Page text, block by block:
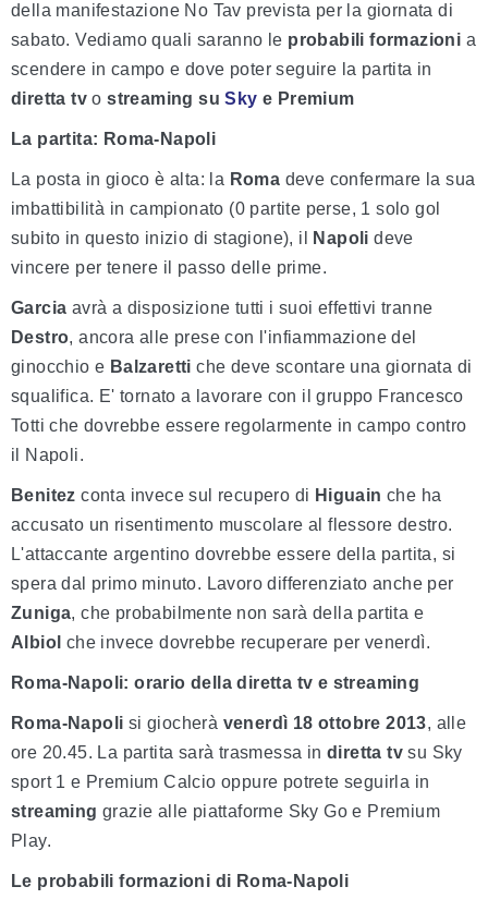
della manifestazione No Tav prevista per la giornata di
sabato. Vediamo quali saranno le probabili formazioni a
scendere in campo e dove poter seguire la partita in
diretta tv ostreaming su Sky e Premium
La partita: Roma-Napoli
La posta in gioco è alta: la Roma deve confermare la sua
imbattibilità in campionato (0 partite perse, 1 solo gol
subito in questo inizio di stagione), il
Napoli deve
vincere per tenere il passo delle prime.
Garcia avrà a disposizione tutti i suoi effettivi tranne
Destro, ancora alle prese con l'infiammazione del
ginocchio e Balzaretti che deve scontare una giornata di
squalifica. E' tornato a lavorare con il gruppo Francesco
Totti che dovrebbe essere regolarmente in campo contro
il Napoli.
Benitez conta invece sul recupero di Higuain che ha
accusato un risentimento muscolare al flessore destro.
L'attaccante argentino dovrebbe essere della partita, si
spera dal primo minuto. Lavoro differenziato anche per
Zuniga, che probabilmente non sarà della partita e
Albiol che invece dovrebbe recuperare per venerdì.
Roma-Napoli: orario della diretta tv e streaming
Roma-Napoli si giocherà venerdì 18 ottobre 2013, alle
ore 20.45. La partita sarà trasmessa in diretta tv su Sky
sport 1 e Premium Calcio oppure potrete seguirla in
streaming grazie alle piattaforme Sky Go e Premium
Play.
Le probabili formazioni di Roma-Napoli